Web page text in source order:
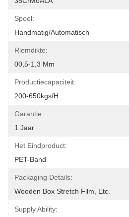
Spoel:
Handmatig/automatisch
Riemdikte:
00,5-1,3 Mm
Productiecapaciteit:
200-650kgs/H
Garantie:
1 Jaar
Het Eindproduct:
PET-Band
Packaging Details:
Wooden Box Stretch Film, Etc.
Supply Ability: